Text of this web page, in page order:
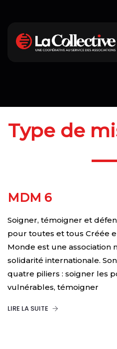
Type de
MDM 6
Soigner, témoigner et
pour toutes et tous Créée
Monde est une association
solidarité internationale.
quatre piliers : soigner les
vulnérables, témoigner
LIRE LA SUITE